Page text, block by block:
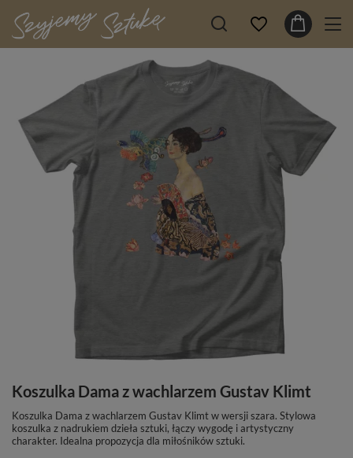
Koszulka Dama z wachlarzem Gustav Klimt
Koszulka Dama z wachlarzem Gustav Klimt w wersji szara. Stylowa
koszulka z nadrukiem dzieła sztuki, łączy wygodę i artystyczny
charakter. Idealna propozycja dla miłośników sztuki.